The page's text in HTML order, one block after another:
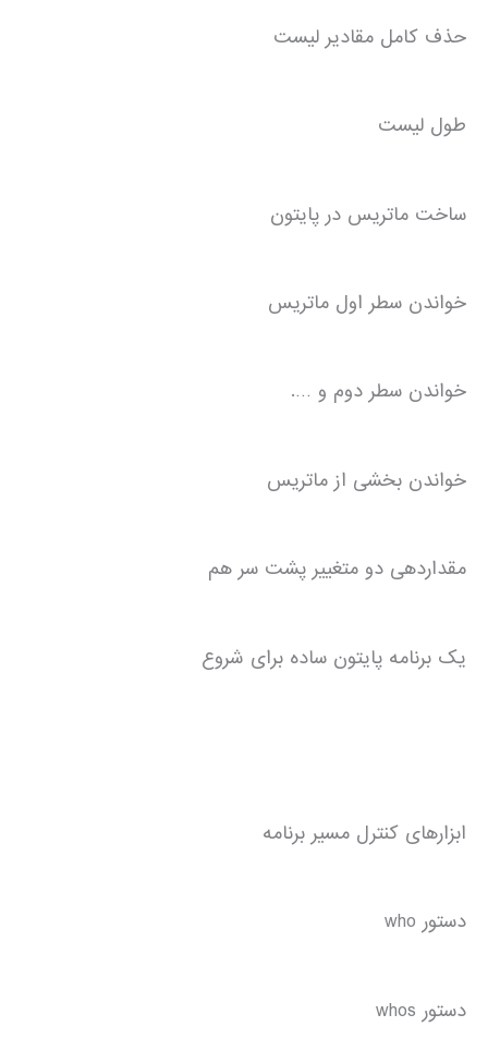
حذف کامل مقادیر لیست
طول لیست
ساخت ماتریس در پایتون
خواندن سطر اول ماتریس
خواندن سطر دوم و ….
خواندن بخشی از ماتریس
مقداردهی دو متغییر پشت سر هم
یک برنامه پایتون ساده برای شروع
ابزارهای کنترل مسیر برنامه
دستور who
دستور whos